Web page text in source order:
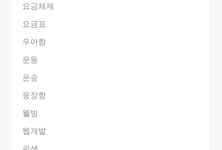
요금체제
요금표
우아함
운동
운송
웅장함
웰빙
웹개발